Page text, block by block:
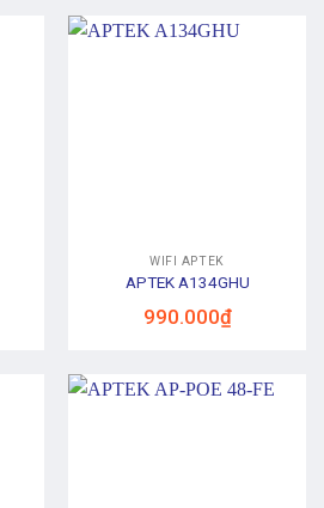
WIFI APTEK
APTEK A134GHU
990.000₫